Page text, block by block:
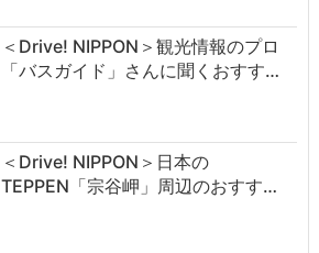
＜Drive! NIPPON＞観光情報のプロ
「バスガイド」さんに聞くおすす…
＜Drive! NIPPON＞日本の
TEPPEN「宗谷岬」周辺のおすす…